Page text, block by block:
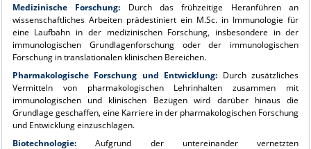
Medizinische Forschung: Durch das frühzeitige Heranführen an
wissenschaftliches Arbeiten prädestiniert ein M.Sc. in Immunologie für
eine Laufbahn in der medizinischen Forschung, insbesondere in der
immunologischen Grundlagenforschung oder der immunologischen
Forschung in translationalen klinischen Bereichen.
Pharmakologische Forschung und Entwicklung: Durch zusätzliches
Vermitteln von pharmakologischen Lehrinhalten zusammen mit
immunologischen und klinischen Bezügen wird darüber hinaus die
Grundlage geschaffen, eine Karriere in der pharmakologischen Forschung
und Entwicklung einzuschlagen.
Biotechnologie:Aufgrund der untereinander vernetzten